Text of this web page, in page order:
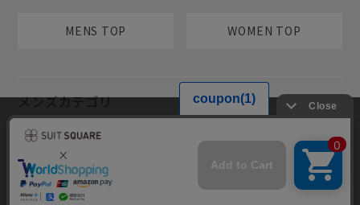
MENS TOP WOMEN TOP
メンズカテゴリ
レディースカテゴリ
コンテンツ
当サイトでは利用体験の向上およびコンテンツの最適な提供、トラフィ
ックの分析を目的としてCookieを使用しています。サイトの閲覧を継続
された場合、Cookieの利用に同意したものといたします。詳細について
はプライバシーポリシー をご確認ください。